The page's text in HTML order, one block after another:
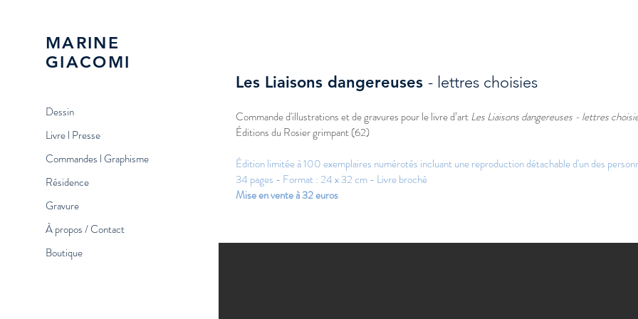
Dessin
Livre l Presse
Commandes l Graphisme
Résidence
Gravure
À propos / Contact
Boutique
MARINE
GIACOMI
Les Liaisons dangereuses - lettres choisies
Commande d'illustrations et de gravures pour le livre d’artLes Liaisons dangereuses - lettres
Éditions du Rosier grimpant (62)
Édition limitée à 100 exemplaires numérotés incluant une reproduction détachable d'un des
34 pages - Format : 24 x 32 cm - Livre broché
Mise en vente à 32 euros